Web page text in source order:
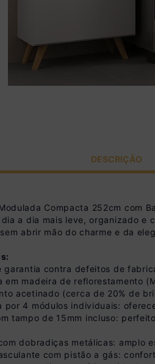
DESCRIÇÃO
Compacta 252cm com
a dia mais leve, organizado e
abrir mão do charme e da
garantia contra defeitos de
em madeira de reflorestamento
acetinado (cerca de 20% de
por 4 módulos individuais:
tampo de 15mm incluso:
dobradiças metálicas: amplo
com pistão a gás: